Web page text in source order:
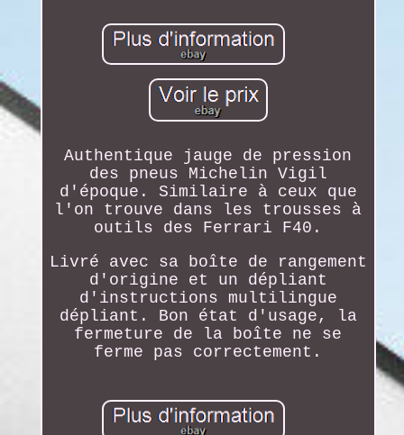
Authentique jauge de pression
des pneus Michelin Vigil
d'époque. Similaire à ceux que
l'on trouve dans les trousses à
outils des Ferrari F40.
Livré avec sa boîte de rangement
d'origine et un dépliant
d'instructions multilingue
dépliant. Bon état d'usage, la
fermeture de la boîte ne se
ferme pas correctement.